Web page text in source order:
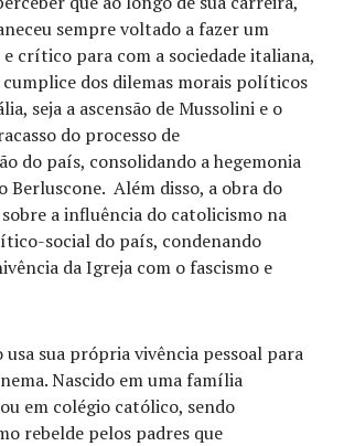
sempre voltado a fazer um
crítico para com a sociedade italiana,
dos dilemas morais políticos
seja a ascensão de Mussolini e o
do processo de
do país, consolidando a hegemonia
Berluscone. Além disso, a obra do
a influência do catolicismo na
social do país, condenando
da Igreja com o fascismo e
sua própria vivência pessoal para
Nascido em uma família
em colégio católico, sendo
rebelde pelos padres que